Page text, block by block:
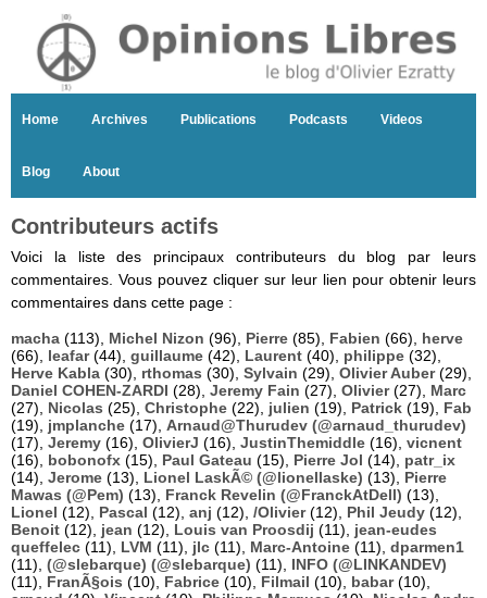
Home Archives Publications Podcasts Videos
Blog About
Contributeurs actifs
Voici la liste des principaux contributeurs du blog par leurs
commentaires. Vous pouvez cliquer sur leur lien pour obtenir leurs
commentaires dans cette page :
macha (113), Michel Nizon (96), Pierre (85), Fabien (66), herve
(66), leafar(44), guillaume (42), Laurent (40), philippe (32),
Herve Kabla (30), rthomas (30), Sylvain (29), Olivier Auber(29),
Daniel COHEN-ZARDI (28), Jeremy Fain (27), Olivier(27), Marc
(27), Nicolas (25), Christophe (22), julien (19), Patrick (19), Fab
(19), jmplanche (17), Arnaud@Thurudev (@arnaud_thurudev)
(17), Jeremy (16), OlivierJ (16), JustinThemiddle (16), vicnent
(16), bobonofx (15), Paul Gateau (15), Pierre Jol (14), patr_ix
(14), Jerome (13), Lionel LaskÃ© (@lionellaske) (13), Pierre
Mawas (@Pem) (13), Franck Revelin (@FranckAtDell) (13),
Lionel (12), Pascal (12), anj (12), /Olivier(12), Phil Jeudy (12),
Benoit (12), jean (12), Louis van Proosdij (11), jean-eudes
queffelec (11), LVM (11), jlc (11), Marc-Antoine (11), dparmen1
(11), (@slebarque) (@slebarque) (11), INFO (@LINKANDEV)
(11), FranÃ§ois (10), Fabrice (10), Filmail (10), babar(10),